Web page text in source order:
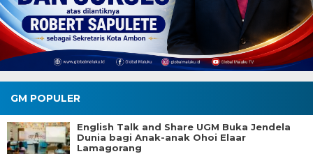
GM POPULER
English Talk and Share UGM Buka Jendela
Dunia bagi Anak-anak Ohoi Elaar
Lamagorang